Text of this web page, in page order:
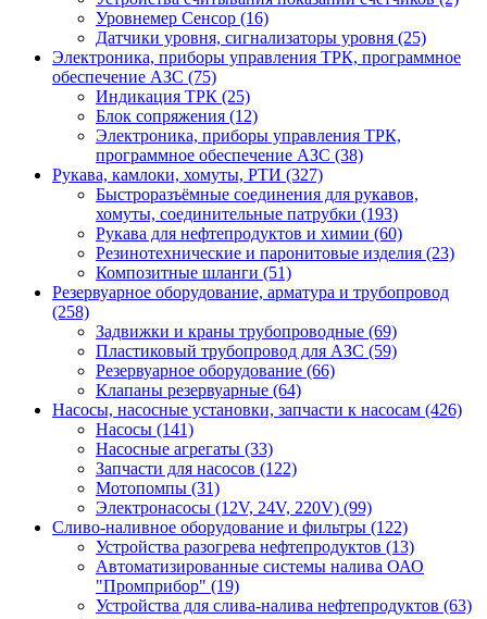
Уровнемер Сенсор (16)
Датчики уровня, сигнализаторы уровня (25)
Электроника, приборы управления ТРК, программное
обеспечение АЗС (75)
Индикация ТРК (25)
Блок сопряжения (12)
Электроника, приборы управления ТРК,
программное обеспечение АЗС (38)
Рукава, камлоки, хомуты, РТИ (327)
Быстроразъёмные соединения для рукавов,
хомуты, соединительные патрубки (193)
Рукава для нефтепродуктов и химии (60)
Резинотехнические и паронитовые изделия (23)
Композитные шланги (51)
Резервуарное оборудование, арматура и трубопровод
(258)
Задвижки и краны трубопроводные (69)
Пластиковый трубопровод для АЗС (59)
Резервуарное оборудование (66)
Клапаны резервуарные (64)
Насосы, насосные установки, запчасти к насосам (426)
Насосы (141)
Насосные агрегаты (33)
Запчасти для насосов (122)
Мотопомпы (31)
Электронасосы (12V, 24V, 220V) (99)
Сливо-наливное оборудование и фильтры (122)
Устройства разогрева нефтепродуктов (13)
Автоматизированные системы налива ОАО
"Промприбор" (19)
Устройства для слива-налива нефтепродуктов (63)